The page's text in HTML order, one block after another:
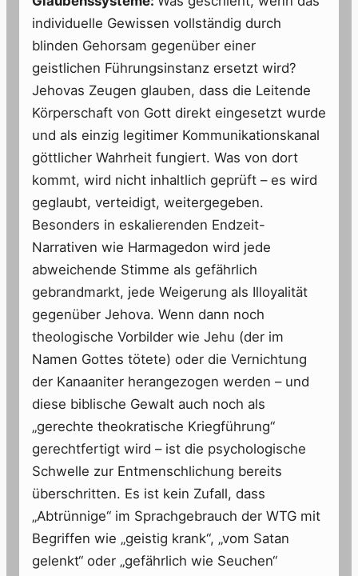
individuelle Gewissen vollständig durch
blinden Gehorsam gegenüber einer
geistlichen Führungsinstanz ersetzt wird?
Jehovas Zeugen glauben, dass die Leitende
Körperschaft von Gott direkt eingesetzt wurde
und als einzig legitimer Kommunikationskanal
göttlicher Wahrheit fungiert. Was von dort
kommt, wird nicht inhaltlich geprüft – es wird
geglaubt, verteidigt, weitergegeben.
Besonders in eskalierenden Endzeit-
Narrativen wie Harmagedon wird jede
abweichende Stimme als gefährlich
gebrandmarkt, jede Weigerung als Illoyalität
gegenüber Jehova. Wenn dann noch
theologische Vorbilder wie Jehu (der im
Namen Gottes tötete) oder die Vernichtung
der Kanaaniter herangezogen werden – und
diese biblische Gewalt auch noch als
„gerechte theokratische Kriegführung“
gerechtfertigt wird – ist die psychologische
Schwelle zur Entmenschlichung bereits
überschritten. Es ist kein Zufall, dass
„Abtrünnige“ im Sprachgebrauch der WTG mit
Begriffen wie „geistig krank“, „vom Satan
gelenkt“ oder „gefährlich wie Seuchen“